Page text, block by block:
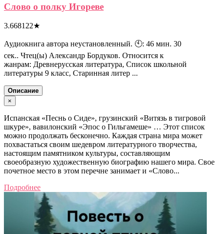
Слово о полку Игореве
3.668122★
Аудиокнига автора неустановленный. 🕙: 46 мин. 30
сек.. Чтец(ы) Александр Бордуков. Относится к
жанрам: Древнерусская литература, Список школьной
литературы 9 класс, Старинная литер ...
Описание
×
Испанская «Песнь о Сиде», грузинский «Витязь в тигровой
шкуре», вавилонский «Эпос о Гильгамеше» … Этот список
можно продолжать бесконечно. Каждая страна мира может
похвастаться своим шедевром литературного творчества,
настоящим памятником культуры, составляющим
своеобразную художественную биографию нашего мира. Свое
почетное место в этом перечне занимает и «Слово...
Подробнее